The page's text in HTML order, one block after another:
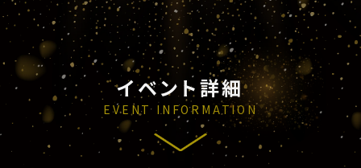
イベント詳細
EVENT INFORMATION